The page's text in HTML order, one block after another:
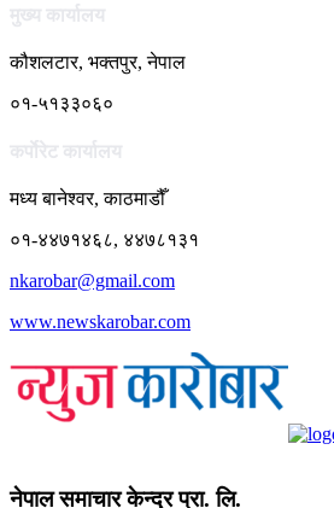
मुख्य कार्यालय
कौशलटार, भक्तपुर, नेपाल
०१-५१३३०६०
कर्पाेरेट कार्यालय
मध्य बानेश्वर, काठमाडौँ
०१-४४७१४६८, ४४७८१३१
nkarobar@gmail.com
www.newskarobar.com
नेपाल समाचार केन्द्र प्रा. लि.